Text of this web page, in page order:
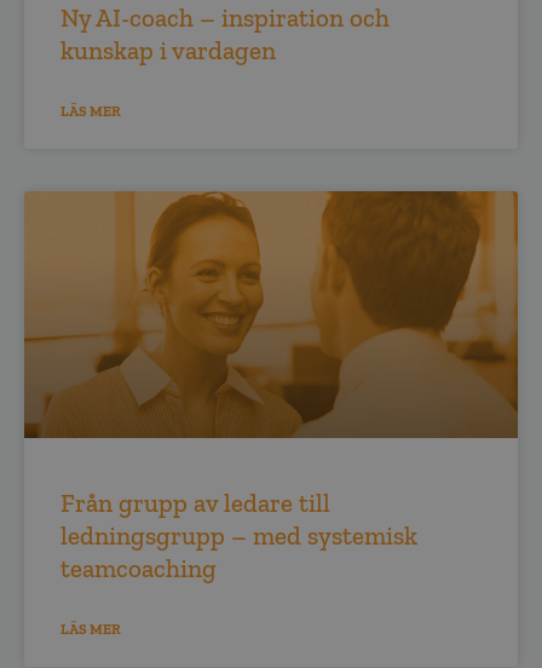
Ny AI-coach – inspiration och
kunskap i vardagen
LÄS MER
Från grupp av ledare till
ledningsgrupp – med systemisk
teamcoaching
LÄS MER